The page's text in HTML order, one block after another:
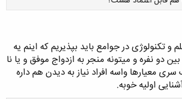
کلیک کنید تا باز شود...
و تکنولوژی در جوامع باید بپذیریم که اینم یه
دو نفره و میتونه منجر به ازدواج موفق و یا نا
معیارها واسه افراد نیاز به دیدن هم داره
اولیه خوبه.